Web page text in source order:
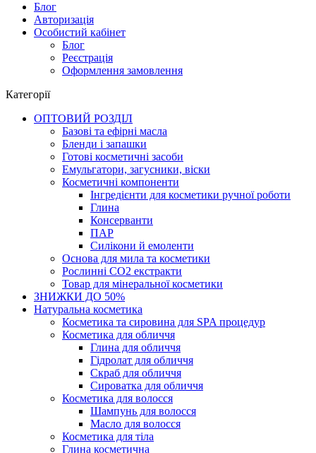
Блог
Авторизація
Особистий кабінет
Блог
Реєстрація
Оформлення замовлення
Категорії
ОПТОВИЙ РОЗДІЛ
Базові та ефірні масла
Бленди і запашки
Готові косметичні засоби
Емульгатори, загусники, віски
Косметичні компоненти
Інгредієнти для косметики ручної роботи
Глина
Консерванти
ПАР
Силікони й емоленти
Основа для мила та косметики
Рослинні СО2 екстракти
Товар для мінеральної косметики
ЗНИЖКИ ДО 50%
Натуральна косметика
Косметика та сировина для SPA процедур
Косметика для обличчя
Глина для обличчя
Гідролат для обличчя
Скраб для обличчя
Сироватка для обличчя
Косметика для волосся
Шампунь для волосся
Масло для волосся
Косметика для тіла
Глина косметична